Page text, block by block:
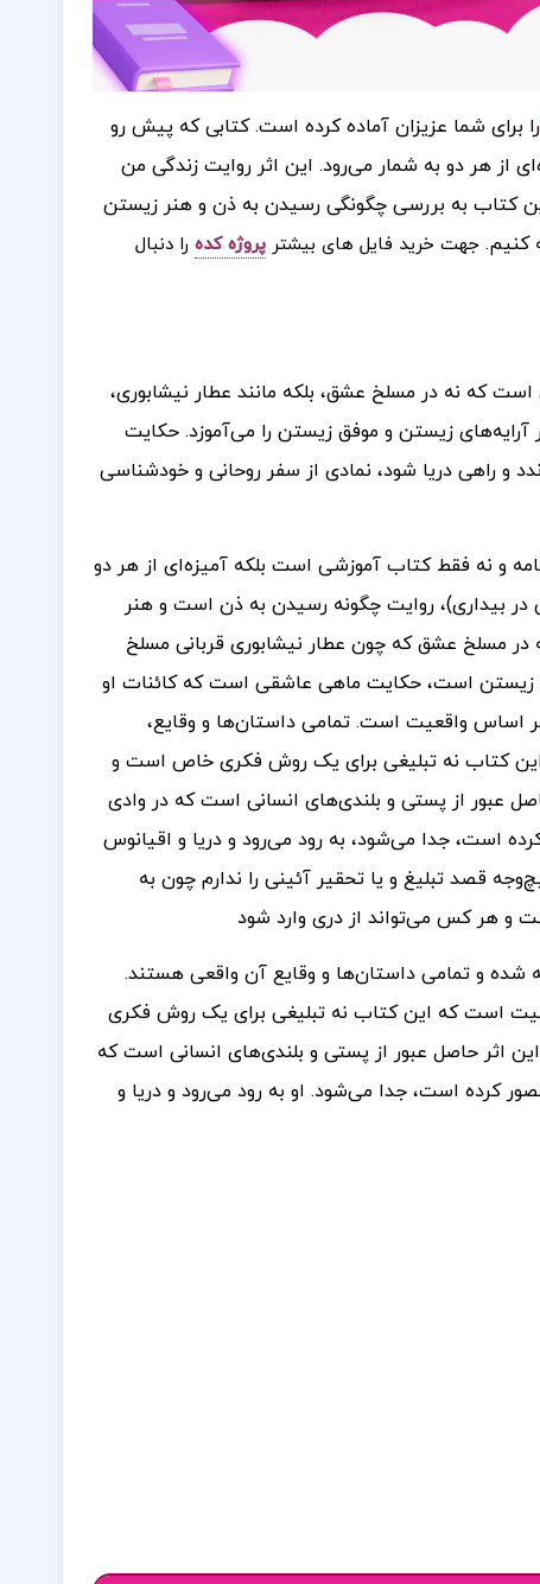
را برای شما عزیزان آماده کرده است.کتابی که پیش رو
از هر دو به شمار می‌رود. این اثر روایت زندگی من
کتاب به بررسی چگونگی رسیدن به ذن و هنر زیستن
کنیم.جهت خرید فایل های بیشتر پروژه کدهرا دنبال
که نه در مسلخ عشق، بلکه مانند عطار نیشابوری،
زیستن و موفق زیستن را می‌آموزد. حکایت
و راهی دریا شود، نمادی از سفر روحانی و خودشناسی
و نه فقط کتاب آموزشی است بلکه آمیزه‌ای از هر دو
بیداری)، روایت چگونه رسیدن به ذن است و هنر
مسلخ عشق که چون عطار نیشابوری قربانی مسلخ
زیستن است، حکایت ماهی عاشقی است که کائنات او
بر اساس واقعیت است. تمامی داستان‌ها و وقایع،
کتاب نه تبلیغی برای یک روش فکری خاص است و
عبور از پستی و بلندی‌های انسانی است که در وادی
است، جدا می‌شود، به رود می‌رود و دریا و اقیانوس
قصد تبلیغ و یا تحقیر آئینی را ندارم چون به
و هر کس می‌تواند از دری وارد شود
و تمامی داستان‌ها و وقایع آن واقعی هستند.
است که این کتاب نه تبلیغی برای یک روش فکری
اثر حاصل عبور از پستی و بلندی‌های انسانی است که
کرده است، جدا می‌شود. او به رود می‌رود و دریا و